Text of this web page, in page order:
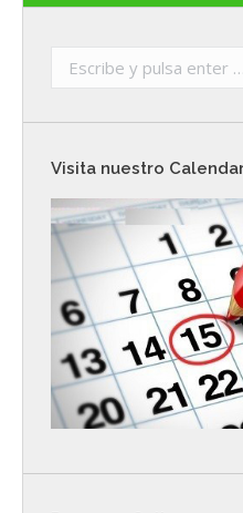
Buscar:
Visita nuestro